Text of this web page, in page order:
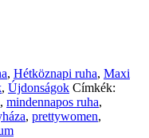
, Hétköznapi ruha, Maxi
, Újdonságok Címkék:
, mindennapos ruha,
, prettywomen,